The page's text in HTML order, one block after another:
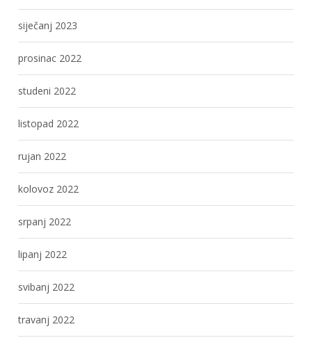
siječanj 2023
prosinac 2022
studeni 2022
listopad 2022
rujan 2022
kolovoz 2022
srpanj 2022
lipanj 2022
svibanj 2022
travanj 2022